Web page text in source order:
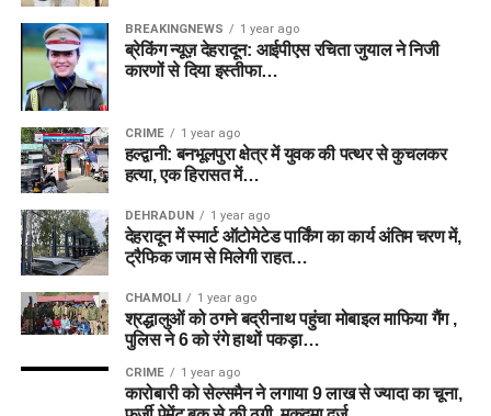
BREAKINGNEWS 1 year ago
ब्रेकिंग न्यूज़ देहरादून: आईपीएस रचिता जुयाल ने निजी
कारणों से दिया इस्तीफा…
CRIME 1 year ago
हल्द्वानी: बनभूलपुरा क्षेत्र में युवक की पत्थर से कुचलकर
हत्या, एक हिरासत में…
DEHRADUN 1 year ago
देहरादून में स्मार्ट ऑटोमेटेड पार्किंग का कार्य अंतिम चरण में,
ट्रैफिक जाम से मिलेगी राहत…
CHAMOLI 1 year ago
श्रद्धालुओं को ठगने बद्रीनाथ पहुंचा मोबाइल माफिया गैंग ,
पुलिस ने 6 को रंगे हाथों पकड़ा…
CRIME 1 year ago
कारोबारी को सेल्समैन ने लगाया 9 लाख से ज्यादा का चूना,